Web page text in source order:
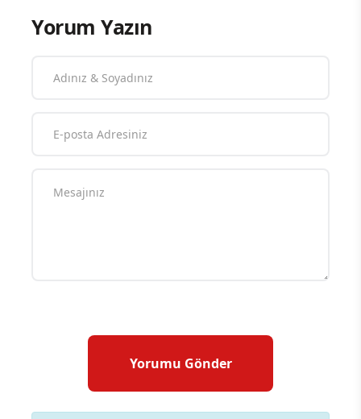
Yorum Yazın